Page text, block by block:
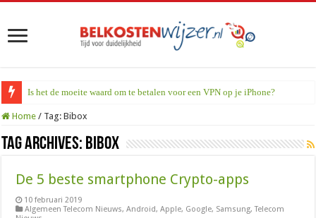
Is het de moeite waard om te betalen voor een VPN op je iPhone?
Home / Tag:Bibox
Tag Archives: Bibox
De 5 beste smartphone Crypto-apps
10 februari 2019
Algemeen Telecom Nieuws,Android,Apple, Google, Samsung,Telecom